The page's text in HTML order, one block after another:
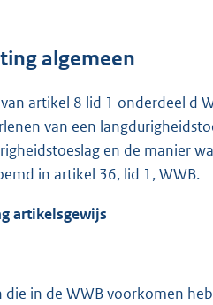
algemeen
artikel 8 lid 1 onderdeel d
van een
en de manier
in artikel 36, lid 1, WWB.
artikelsgewijs
die in de WWB voorkomen